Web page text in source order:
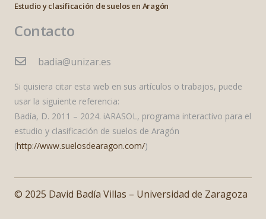
Estudio y clasificación de suelos en Aragón
Contacto
badia@unizar.es
Si quisiera citar esta web en sus artículos o trabajos, puede
usar la siguiente referencia:
Badía, D. 2011 – 2024. iARASOL, programa interactivo para el
estudio y clasificación de suelos de Aragón
(http://www.suelosdearagon.com/)
© 2025 David Badía Villas – Universidad de Zaragoza